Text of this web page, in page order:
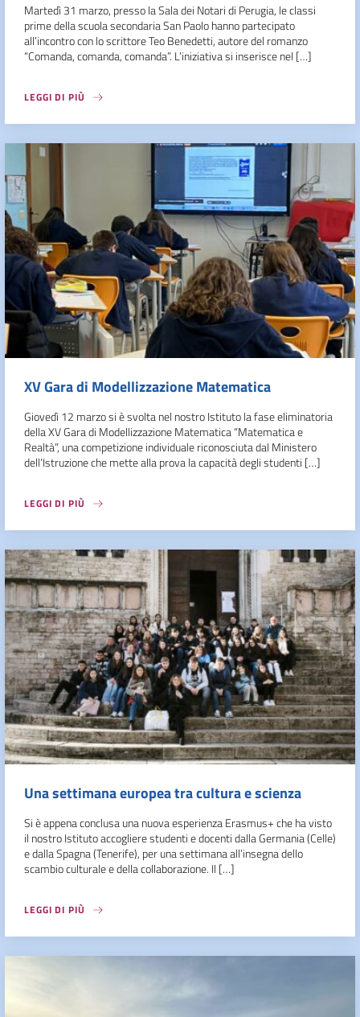
Martedì 31 marzo, presso la Sala dei Notari di Perugia, le classi
prime della scuola secondaria San Paolo hanno partecipato
all’incontro con lo scrittore Teo Benedetti, autore del romanzo
“Comanda, comanda, comanda”. L’iniziativa si inserisce nel […]
LEGGI DI PIÙ
XV Gara di Modellizzazione Matematica
Giovedì 12 marzo si è svolta nel nostro Istituto la fase eliminatoria
della XV Gara di Modellizzazione Matematica “Matematica e
Realtà”, una competizione individuale riconosciuta dal Ministero
dell’Istruzione che mette alla prova la capacità degli studenti […]
LEGGI DI PIÙ
Una settimana europea tra cultura e scienza
Si è appena conclusa una nuova esperienza Erasmus+ che ha visto
il nostro Istituto accogliere studenti e docenti dalla Germania (Celle)
e dalla Spagna (Tenerife), per una settimana all’insegna dello
scambio culturale e della collaborazione. Il […]
LEGGI DI PIÙ